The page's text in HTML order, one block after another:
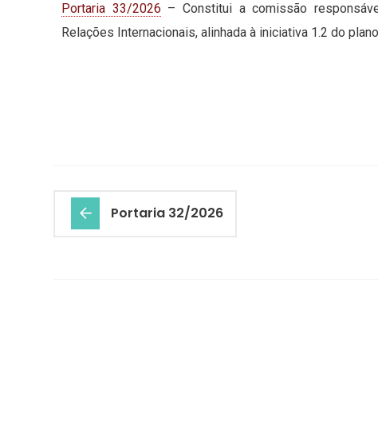
Portaria 33/2026 – Constitui a comissão
Relações Internacionais, alinhada à iniciativa 1.2 do
Portaria 32/2026